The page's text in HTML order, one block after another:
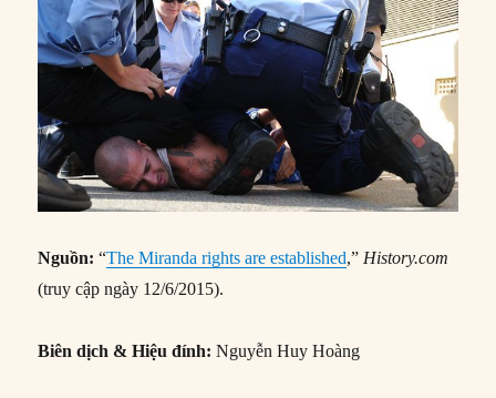
Nguồn: “The Miranda rights are established,” History.com
(truy cập ngày 12/6/2015).
Biên dịch & Hiệu đính: Nguyễn Huy Hoàng